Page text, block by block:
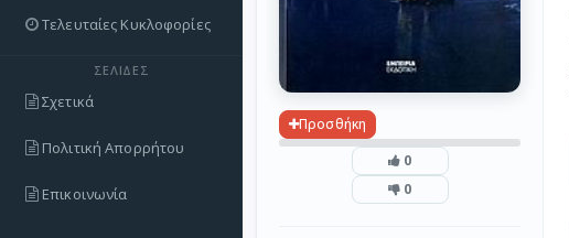
Τελευταίες Κυκλοφορίες
ΣΕΛΊΔΕΣ
Σχετικά
Πολιτική Απορρήτου
Επικοινωνία
Προσθήκη
0
0